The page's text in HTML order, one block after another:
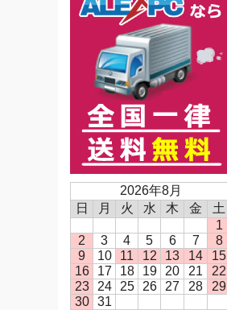
2026年8月
日
月 火 水 木 金
土
1
2
3 4 5 6 7
8
9
10 11 12 13 14
15
16
17 18 19 20 21
22
23
24 25 26 27 28
29
30
31